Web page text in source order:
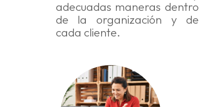
adecuadas maneras dentro
de la organización y de
cada cliente.